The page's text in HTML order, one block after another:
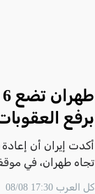
برفع
أكدت إيران أن
تجاه طهران، في
كل العرب 17:30 08/08